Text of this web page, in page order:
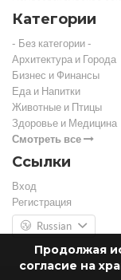
Продолжая
согласие на
Категории
- Без категории -
Архитектура и Города
Бизнес и Финансы
Еда и Напитки
Животные и Птицы
Здоровье и Медицина
Смотреть все
Ссылки
Вход
Регистрация
Russian